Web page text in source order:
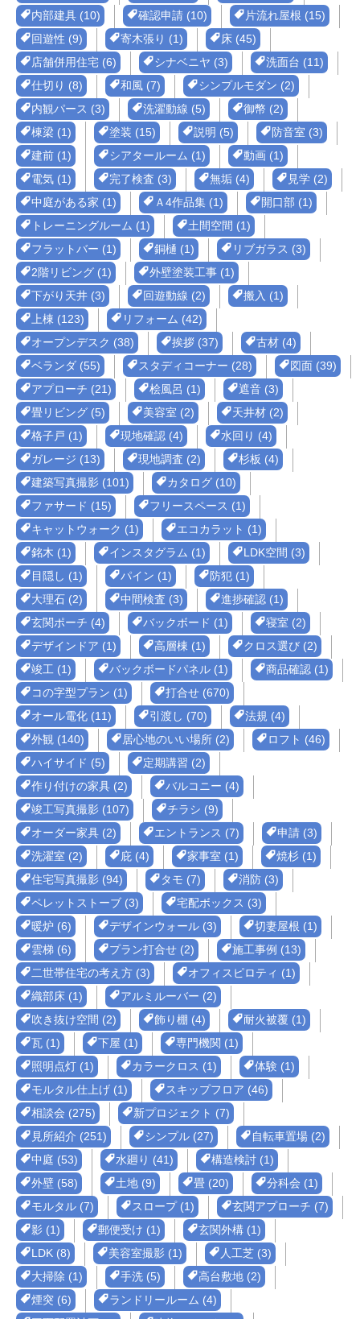
内部建具 (10)
確認申請 (10)
片流れ屋根 (15)
回遊性 (9)
寄木張り (1)
床 (45)
店舗併用住宅 (6)
シナベニヤ (3)
洗面台 (11)
仕切り (8)
和風 (7)
シンプルモダン (2)
内観パース (3)
洗濯動線 (5)
御幣 (2)
棟梁 (1)
塗装 (15) 説明 (5)
防音室 (3)
建前 (1)
シアタールーム (1)
動画 (1)
電気 (1)
完了検査 (3) 無垢 (4)
見学 (2)
中庭がある家 (1)
Ａ4作品集 (1)
開口部 (1)
トレーニングルーム (1)
土間空間 (1)
フラットバー (1)
銅樋 (1)
リブガラス (3)
2階リビング (1)
外壁塗装工事 (1)
下がり天井 (3)
回遊動線 (2)
搬入 (1)
上棟 (123)
リフォーム (42)
オープンデスク (38)
挨拶 (37)
古材 (4)
ベランダ (55)
スタディコーナー (28)
図面 (39)
アプローチ (21)
桧風呂 (1)
遮音 (3)
畳リビング (5)
美容室 (2)
天井材 (2)
格子戸 (1)
現地確認 (4)
水回り (4)
ガレージ (13)
現地調査 (2)
杉板 (4)
建築写真撮影 (101)
カタログ (10)
ファサード (15)
フリースペース (1)
キャットウォーク (1)
エコカラット (1)
銘木 (1)
インスタグラム (1)
LDK空間 (3)
目隠し (1)
パイン (1)
防犯 (1)
大理石 (2)
中間検査 (3)
進捗確認 (1)
玄関ポーチ (4)
バックボード (1)
寝室 (2)
デザインドア (1)
高層棟 (1)
クロス選び (2)
竣工 (1)
バックボードパネル (1)
商品確認 (1)
コの字型プラン (1)
打合せ (670)
オール電化 (11)
引渡し (70)
法規 (4)
外観 (140)
居心地のいい場所 (2)
ロフト (46)
ハイサイド (5)
定期講習 (2)
作り付けの家具 (2)
バルコニー (4)
竣工写真撮影 (107)
チラシ (9)
オーダー家具 (2)
エントランス (7)
申請 (3)
洗濯室 (2)
庇 (4) 家事室 (1)
焼杉 (1)
住宅写真撮影 (94)
タモ (7)
消防 (3)
ペレットストーブ (3)
宅配ボックス (3)
暖炉 (6)
デザインウォール (3)
切妻屋根 (1)
雲梯 (6)
プラン打合せ (2)
施工事例 (13)
二世帯住宅の考え方 (3)
オフィスピロティ (1)
織部床 (1)
アルミルーバー (2)
吹き抜け空間 (2)
飾り棚 (4)
耐火被覆 (1)
瓦 (1)
下屋 (1)
専門機関 (1)
照明点灯 (1)
カラークロス (1)
体験 (1)
モルタル仕上げ (1)
スキップフロア (46)
相談会 (275)
新プロジェクト (7)
見所紹介 (251)
シンプル (27)
自転車置場 (2)
中庭 (53)
水廻り (41)
構造検討 (1)
外壁 (58)
土地 (9) 畳 (20)
分科会 (1)
モルタル (7)
スロープ (1)
玄関アプローチ (7)
影 (1)
郵便受け (1)
玄関外構 (1)
LDK (8)
美容室撮影 (1)
人工芝 (3)
大掃除 (1)
手洗 (5)
高台敷地 (2)
煙突 (6)
ランドリールーム (4)